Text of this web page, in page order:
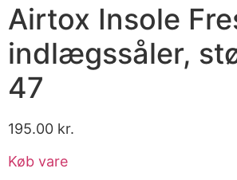
Airtox Insole
indlægssåler,
47
195.00 kr.
Køb vare